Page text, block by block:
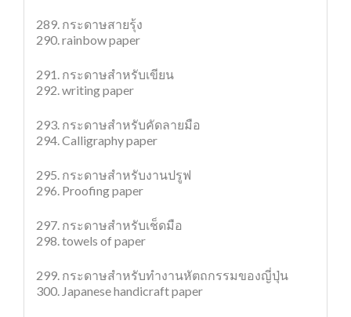
289. กระดาษสายรุ้ง
290. rainbow paper
291. กระดาษสำหรับเขียน
292. writing paper
293. กระดาษสำหรับคัดลายมือ
294. Calligraphy paper
295. กระดาษสำหรับงานปรูฟ
296. Proofing paper
297. กระดาษสำหรับเช็ดมือ
298. towels of paper
299. กระดาษสำหรับทำงานหัตถกรรมของญี่ปุ่น
300. Japanese handicraft paper